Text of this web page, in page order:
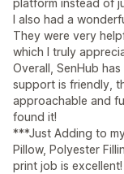
platform instead of
I also had a
They were very
which I truly
Overall, SenHub
support is friendly,
approachable and
found it!
***Just Adding to
Pillow, Polyester
print job is